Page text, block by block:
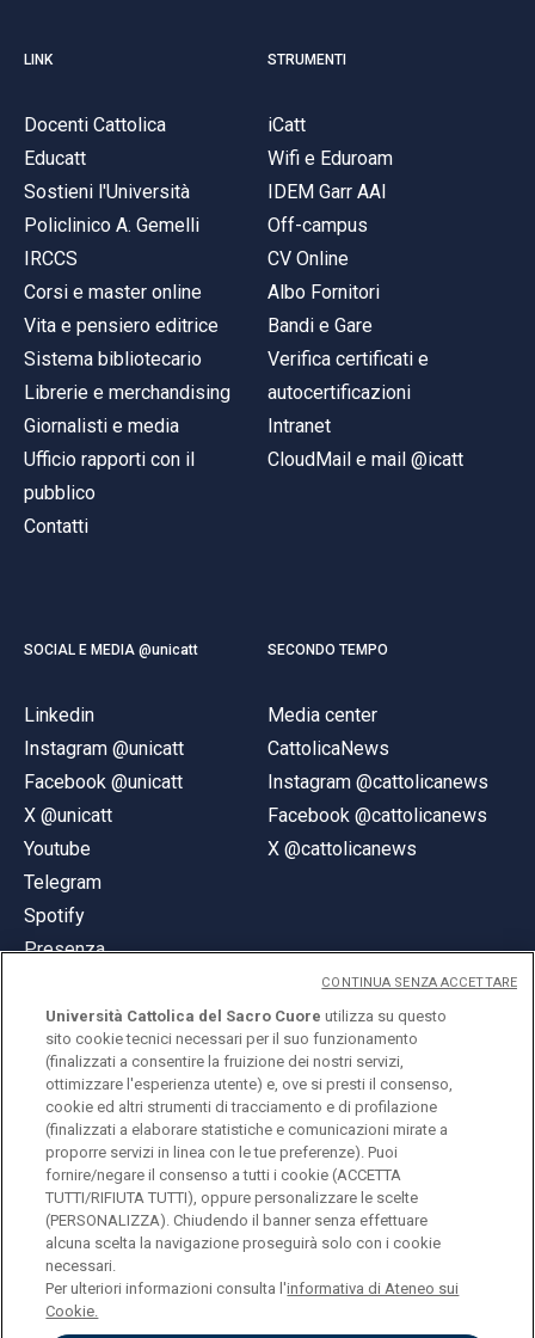
LINK
Docenti Cattolica
Educatt
Sostieni l'Università
Policlinico A. Gemelli
IRCCS
Corsi e master online
Vita e pensiero editrice
Sistema bibliotecario
Librerie e merchandising
Giornalisti e media
Ufficio rapporti con il
pubblico
Contatti
STRUMENTI
iCatt
Wifi e Eduroam
IDEM Garr AAI
Off-campus
CV Online
Albo Fornitori
Bandi e Gare
Verifica certificati e
autocertificazioni
Intranet
CloudMail e mail @icatt
SOCIAL E MEDIA @unicatt
Linkedin
Instagram @unicatt
Facebook @unicatt
X @unicatt
Youtube
Telegram
Spotify
Presenza
SECONDO TEMPO
Media center
CattolicaNews
Instagram @cattolicanews
Facebook @cattolicanews
X @cattolicanews
© Università Cattolica del Sacro Cuore
Largo A. Gemelli 1, 20123 Milano
PI 02133120150
ENGLISH
Università Cattolica del Sacro Cuore utilizza su questo
sito cookie tecnici necessari per il suo funzionamento
(finalizzati a consentire la fruizione dei nostri servizi,
ottimizzare l'esperienza utente) e, ove si presti il consenso,
cookie ed altri strumenti di tracciamento e di profilazione
(finalizzati a elaborare statistiche e comunicazioni mirate a
proporre servizi in linea con le tue preferenze). Puoi
fornire/negare il consenso a tutti i cookie (ACCETTA
TUTTI/RIFIUTA TUTTI), oppure personalizzare le scelte
(PERSONALIZZA). Chiudendo il banner senza effettuare
alcuna scelta la navigazione proseguirà solo con i cookie
necessari.
Per ulteriori informazioni consulta l'informativa di Ateneo sui
Cookie.
CONTINUA SENZA ACCETTARE